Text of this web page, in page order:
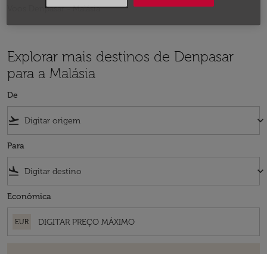
Voos Denpasar - Malásia
Explorar mais destinos de Denpasar
para a Malásia
De
flight_takeoff keyboard_arrow_down
Para
flight_land keyboard_arrow_down
Econômica
EUR